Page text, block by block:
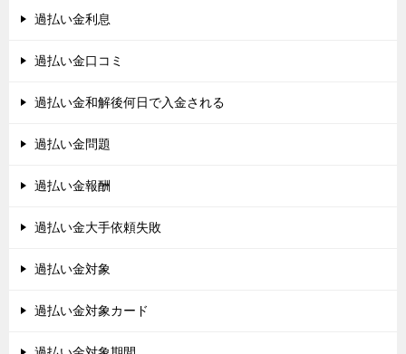
過払い金利息
過払い金口コミ
過払い金和解後何日で入金される
過払い金問題
過払い金報酬
過払い金大手依頼失敗
過払い金対象
過払い金対象カード